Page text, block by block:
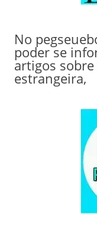
No
poder se
artigos
estrangeira,